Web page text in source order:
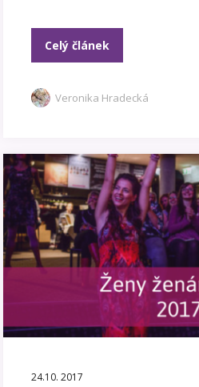
Celý článek
Veronika Hradecká
24.10. 2017